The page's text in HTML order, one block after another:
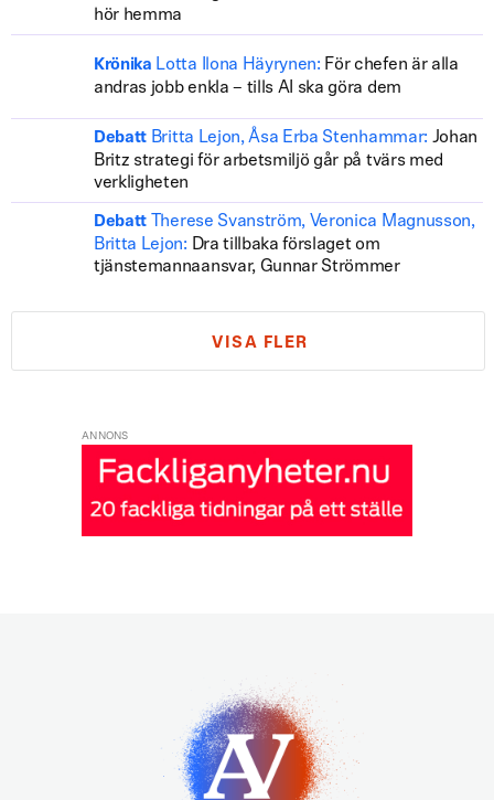
hör hemma
Krönika Lotta Ilona Häyrynen: För chefen är alla
andras jobb enkla – tills AI ska göra dem
Debatt Britta Lejon, Åsa Erba Stenhammar: Johan
Britz strategi för arbetsmiljö går på tvärs med
verkligheten
Debatt
Therese Svanström, Veronica Magnusson,
Britta Lejon: Dra tillbaka förslaget om
tjänstemannaansvar, Gunnar Strömmer
VISA FLER
ANNONS